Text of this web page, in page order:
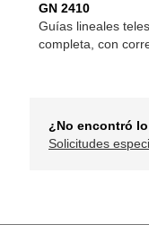
GN 2410
Guías lineales
completa, con
¿No encontró
Solicitudes